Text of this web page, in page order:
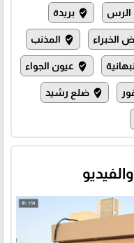
الرس where_to_vote بريدة
الخبراء where_to_vote المذنب
where_to_vote عيون الجواء
where_to_vote ضلع رشيد